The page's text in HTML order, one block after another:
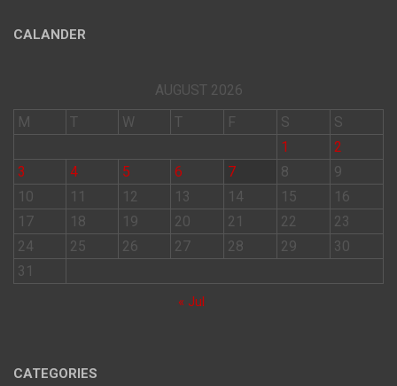
CALANDER
AUGUST 2026
M
T W T F S
S
1
2
3
4 5 6 7 8
9
10
11 12 13 14 15
16
17
18 19 20 21 22
23
24
25 26 27 28 29
30
31
« Jul
CATEGORIES